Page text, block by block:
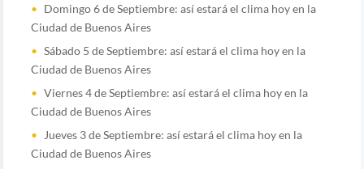
Domingo 6 de Septiembre: así estará el clima hoy en la
Ciudad de Buenos Aires
Sábado 5 de Septiembre: así estará el clima hoy en la
Ciudad de Buenos Aires
Viernes 4 de Septiembre: así estará el clima hoy en la
Ciudad de Buenos Aires
Jueves 3 de Septiembre: así estará el clima hoy en la
Ciudad de Buenos Aires